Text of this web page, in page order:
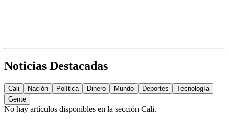
Noticias Destacadas
Cali Nación Política Dinero Mundo Deportes
Tecnología
Gente
No hay artículos disponibles en la sección Cali.